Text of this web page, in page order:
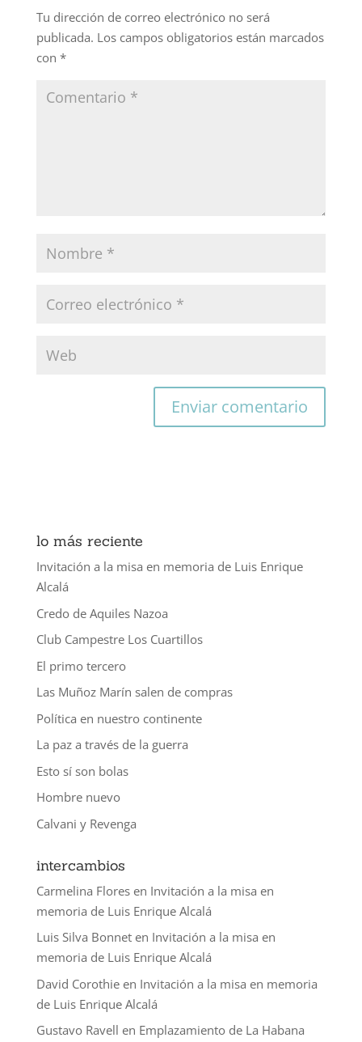
Tu dirección de correo electrónico no será
publicada. Los campos obligatorios están marcados
con *
lo más reciente
Invitación a la misa en memoria de Luis Enrique
Alcalá
Credo de Aquiles Nazoa
Club Campestre Los Cuartillos
El primo tercero
Las Muñoz Marín salen de compras
Política en nuestro continente
La paz a través de la guerra
Esto sí son bolas
Hombre nuevo
Calvani y Revenga
intercambios
Carmelina Floresen Invitación a la misa en
memoria de Luis Enrique Alcalá
Luis Silva Bonneten Invitación a la misa en
memoria de Luis Enrique Alcalá
David Corothieen Invitación a la misa en memoria
de Luis Enrique Alcalá
Gustavo Ravell en Emplazamiento de La Habana